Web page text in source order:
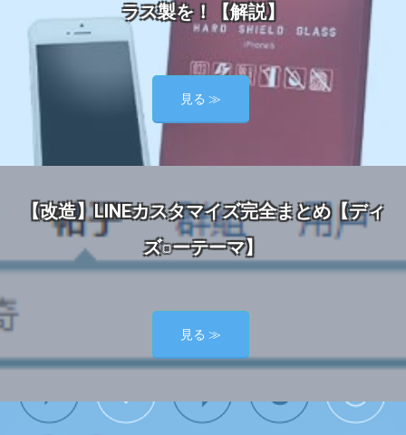
ラス製を！【解説】
見る ≫
【改造】LINEカスタマイズ完全まとめ【ディ
ズ○ーテーマ】
見る ≫